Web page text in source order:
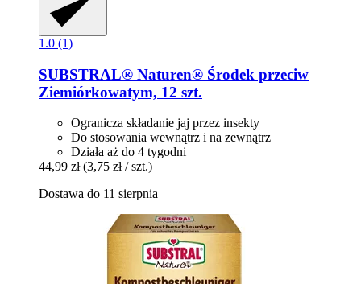
1.0 (1)
SUBSTRAL® Naturen® Środek przeciw
Ziemiórkowatym, 12 szt.
Ogranicza składanie jaj przez insekty
Do stosowania wewnątrz i na zewnątrz
Działa aż do 4 tygodni
44,99 zł (3,75 zł / szt.)
Dostawa do 11 sierpnia